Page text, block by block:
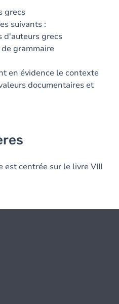
grecs
suivants :
d'auteurs grecs
grammaire
en évidence le contexte
documentaires et
est centrée sur le livre VIII